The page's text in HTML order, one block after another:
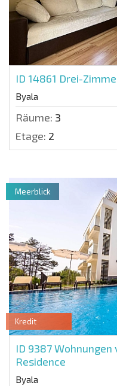
ID 14861 Drei-
Byala
Räume: 3
Etage: 2
Kredit
ID 9387Wohnungen
Residence
Byala
Meerblick